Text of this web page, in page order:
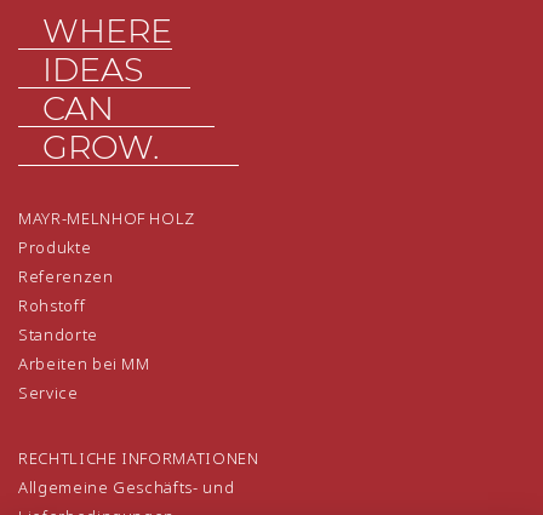
WHERE
IDEAS
CAN
GROW.
MAYR-MELNHOF HOLZ
Produkte
Referenzen
Rohstoff
Standorte
Arbeiten bei MM
Service
RECHTLICHE INFORMATIONEN
Allgemeine Geschäfts- und